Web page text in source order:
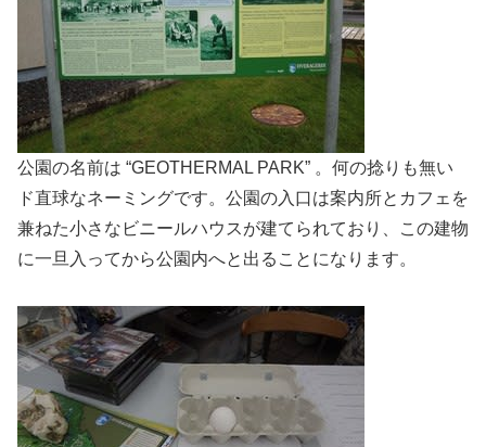
公園の名前は “GEOTHERMAL PARK” 。何の捻りも無い
ド直球なネーミングです。公園の入口は案内所とカフェを
兼ねた小さなビニールハウスが建てられており、この建物
に一旦入ってから公園内へと出ることになります。